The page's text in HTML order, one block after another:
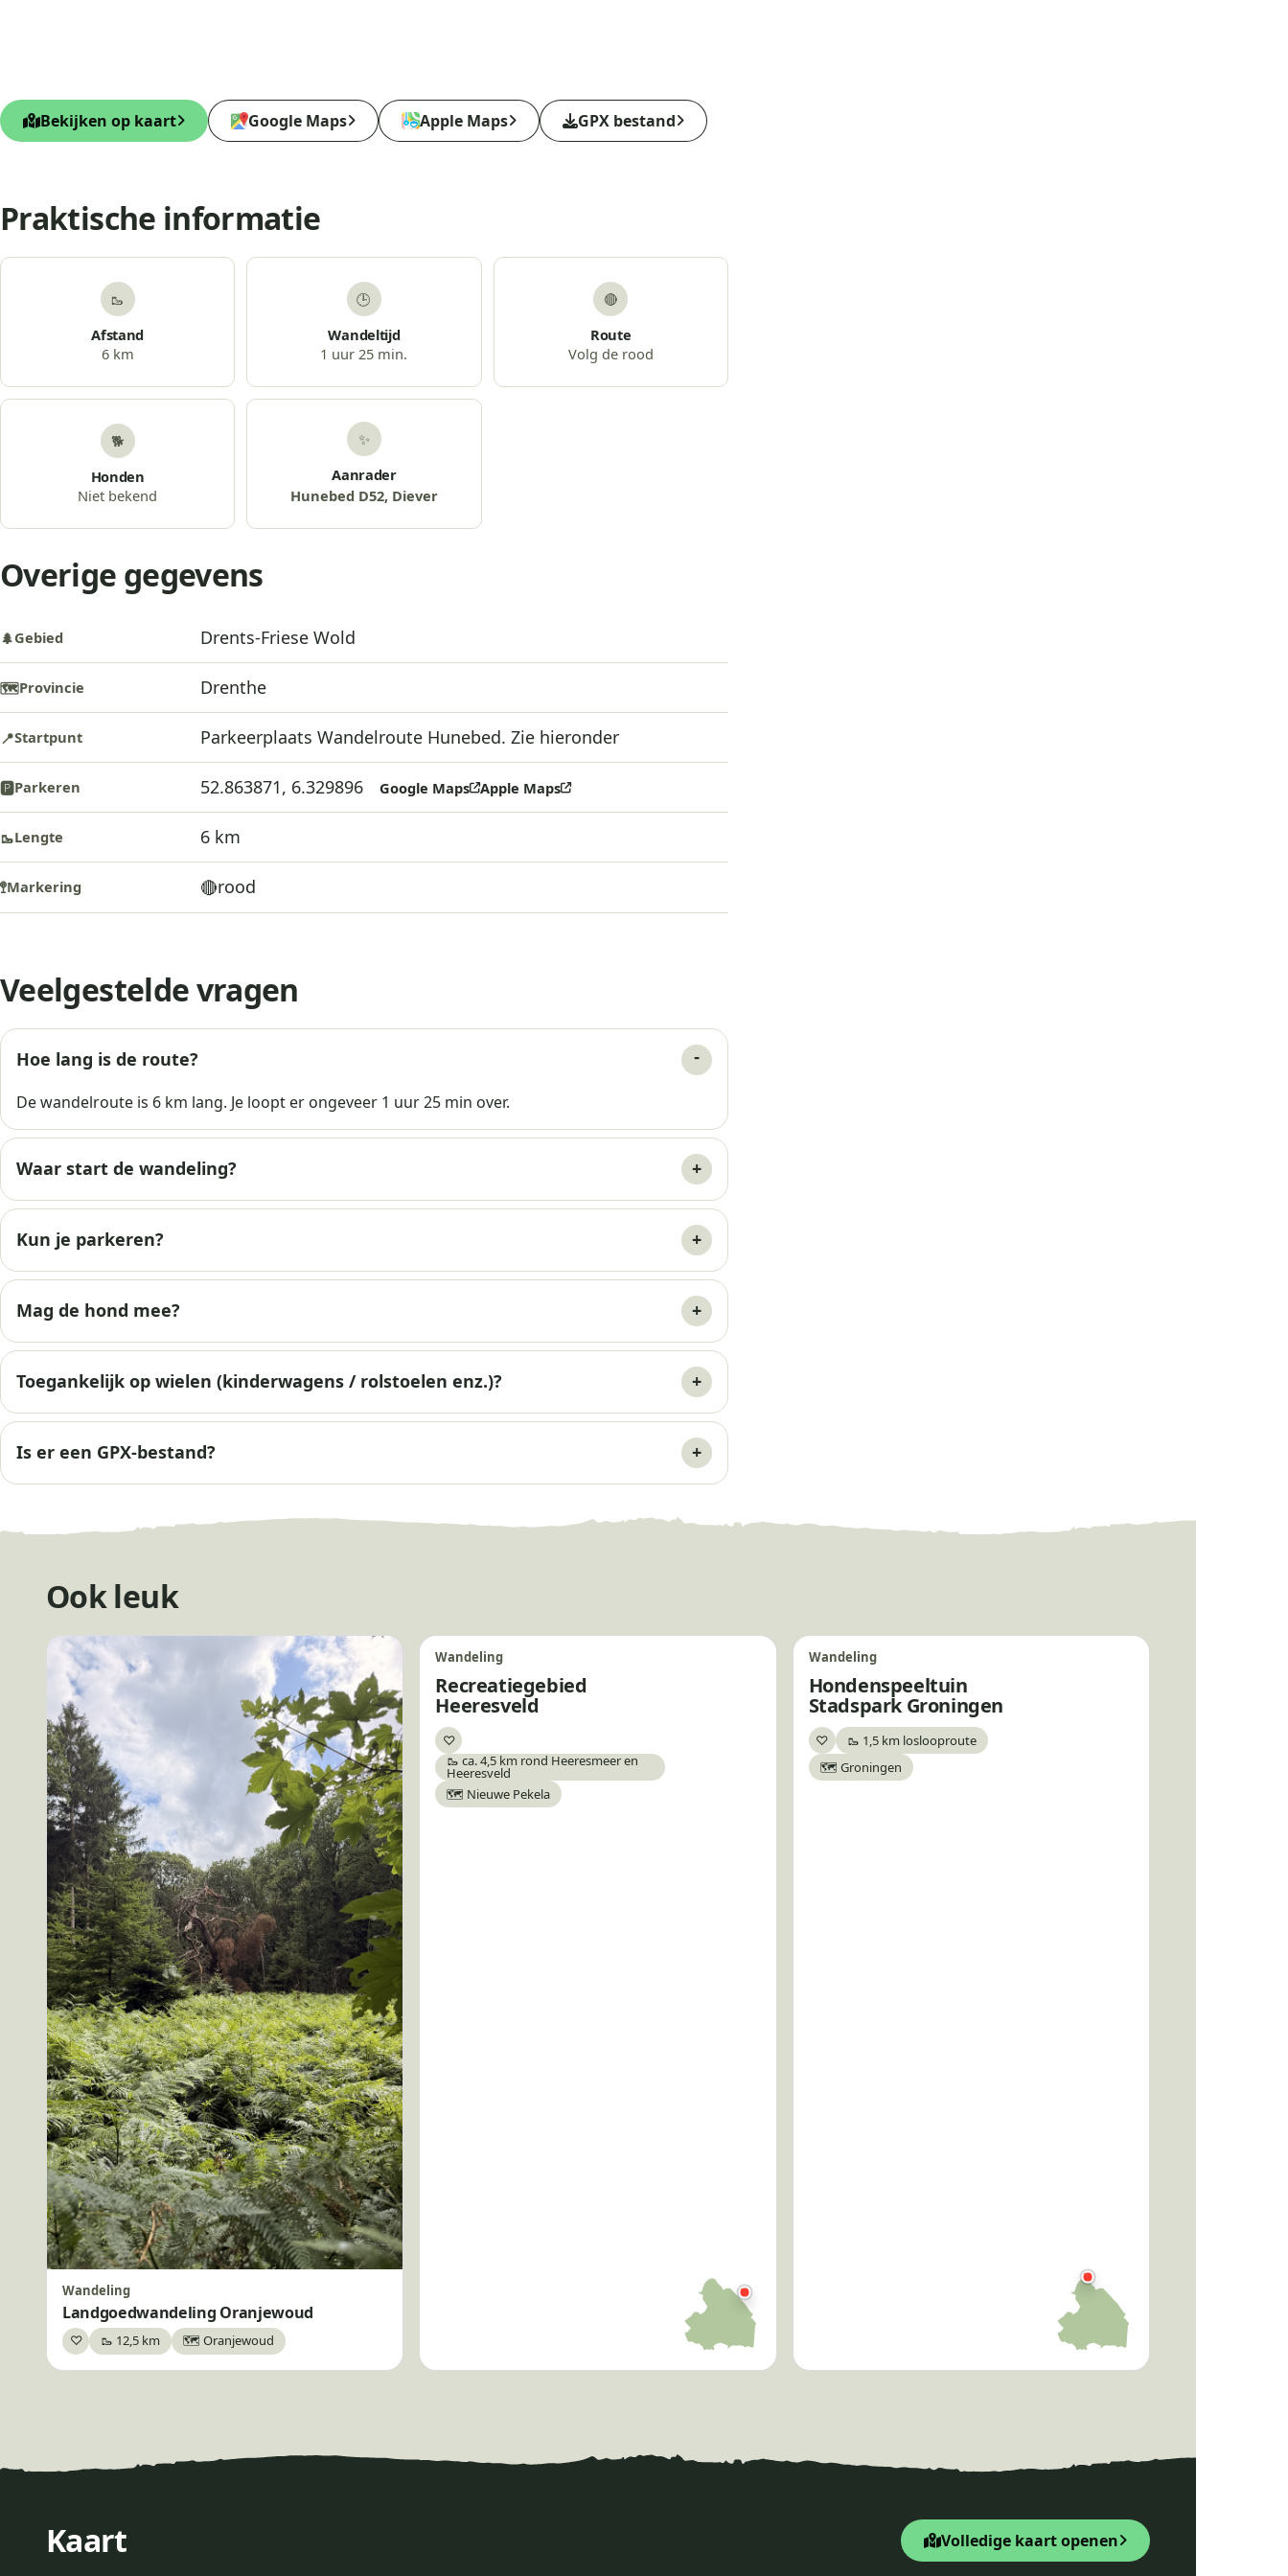
Bekijken op kaart Google Maps Apple Maps GPX bestand
Veelgestelde vragen
Hoe lang is de route?
De wandelroute is 6 km lang. Je loopt er ongeveer 1 uur 25 min over.
Waar start de wandeling?
Kun je parkeren?
Mag de hond mee?
Toegankelijk op wielen (kinderwagens / rolstoelen enz.)?
Is er een GPX-bestand?
Praktische informatie
🥾
Afstand
6 km
🕒
Wandeltijd
1 uur 25 min.
🔴
Route
Volg de rood
🐕
Honden
Niet bekend
✨
Aanrader
Hunebed D52, Diever
Overige gegevens
🌲Gebied Drents-Friese Wold
🗺️Provincie Drenthe
📍Startpunt Parkeerplaats Wandelroute Hunebed. Zie hieronder
🅿️Parkeren 52.863871, 6.329896 Google Maps Apple Maps
🥾Lengte 6 km
🚏Markering 🔴rood
Ook leuk
Wandeling
Landgoedwandeling Oranjewoud
♡
Bewaar🥾 12,5 km 🗺️ Oranjewoud
Wandeling
Recreatiegebied
Heeresveld
♡
Bewaar
🥾 ca. 4,5 km rond Heeresmeer en
Heeresveld
🗺️ Nieuwe Pekela
Wandeling
Hondenspeeltuin
Stadspark Groningen
♡Bewaar🥾 1,5 km loslooproute
🗺️ Groningen
Kaart Volledige kaart openen
Bankje dichtbij Hunebed D52, Diever
−